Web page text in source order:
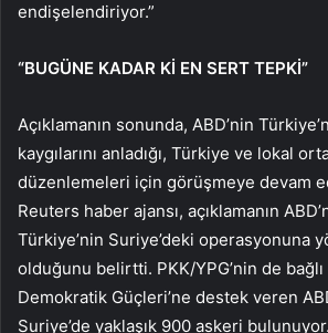
endişelendiriyor.”
“BUGÜNE KADAR Kİ EN SERT TEPKİ”
Açıklamanın sonunda, ABD’nin
kaygılarını anladığı, Türkiye ve lokal
düzenlemeleri için görüşmeye devam
Reuters haber ajansı, açıklamanın
Türkiye’nin Suriye’deki operasyonuna
olduğunu belirtti. PKK/YPG’nin de
Demokratik Güçleri’ne destek veren
Suriye’de yaklaşık 900 askeri bulunuyor.